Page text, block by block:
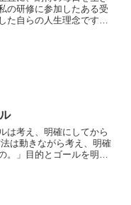
の研修に参加したある受
た自らの人生理念です。
は考え、明確にしてから
は動きながら考え、明確
。」目的とゴールを明確